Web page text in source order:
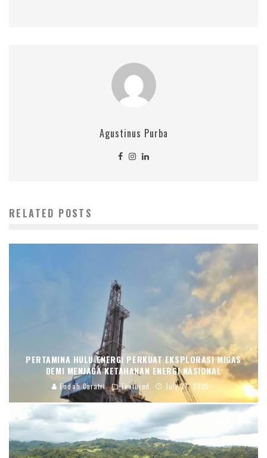
Agustinus Purba
RELATED POSTS
PERTAMINA HULU ENERGI PERKUAT EKSPLORASI MIGAS
DEMI MENJAGA KETAHANAN ENERGI NASIONAL
Endah Caratri Featured July 27, 2026